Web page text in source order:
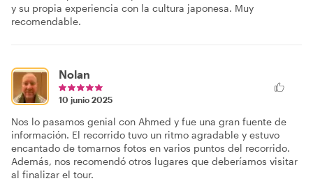
y su propia experiencia con la cultura japonesa. Muy
recomendable.
Nolan
10 junio 2025
Nos lo pasamos genial con Ahmed y fue una gran fuente de
información. El recorrido tuvo un ritmo agradable y estuvo
encantado de tomarnos fotos en varios puntos del recorrido.
Además, nos recomendó otros lugares que deberíamos visitar
al finalizar el tour.